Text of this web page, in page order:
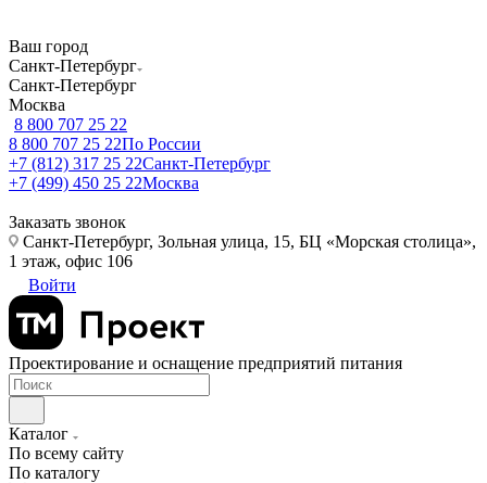
Ваш город
Санкт-Петербург
Санкт-Петербург
Москва
8 800 707 25 22
8 800 707 25 22По России
+7 (812) 317 25 22Санкт-Петербург
+7 (499) 450 25 22Москва
Заказать звонок
Санкт-Петербург, Зольная улица, 15, БЦ «Морская столица»,
1 этаж, офис 106
Войти
Проектирование и оснащение предприятий питания
Каталог
По всему сайту
По каталогу